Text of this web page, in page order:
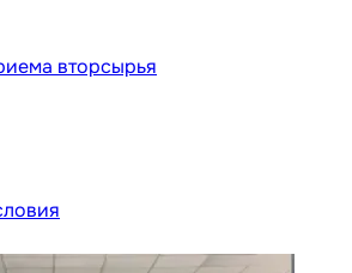
вторсырья